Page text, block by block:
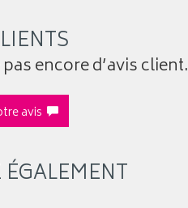
encore d’avis client.
avis